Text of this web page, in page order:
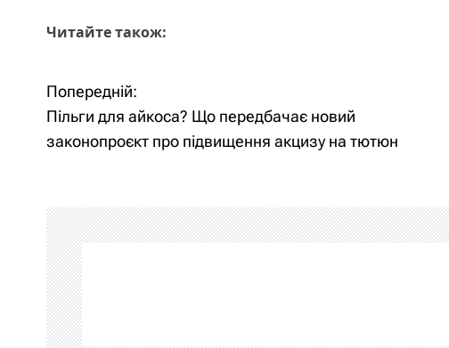
Читайте також:
Н
а
і
г
а
ц
Попередній:
Пільги для айкоса? Що передбачає новий
законопроєкт про підвищення акцизу на тютюн